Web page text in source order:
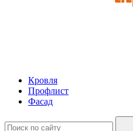
Кровля
Профлист
Фасад